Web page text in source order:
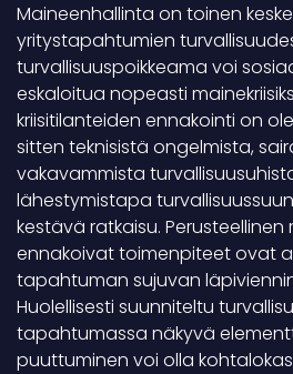
Maineenhallinta on toinen
yritystapahtumien
turvallisuuspoikkeama voi
eskaloitua nopeasti
kriisitilanteiden ennakointi on
sitten teknisistä ongelmista,
vakavammista
lähestymistapa
kestävä ratkaisu. Perusteellinen
ennakoivat toimenpiteet ovat
tapahtuman sujuvan
Huolellisesti suunniteltu
tapahtumassa näkyvä
puuttuminen voi olla